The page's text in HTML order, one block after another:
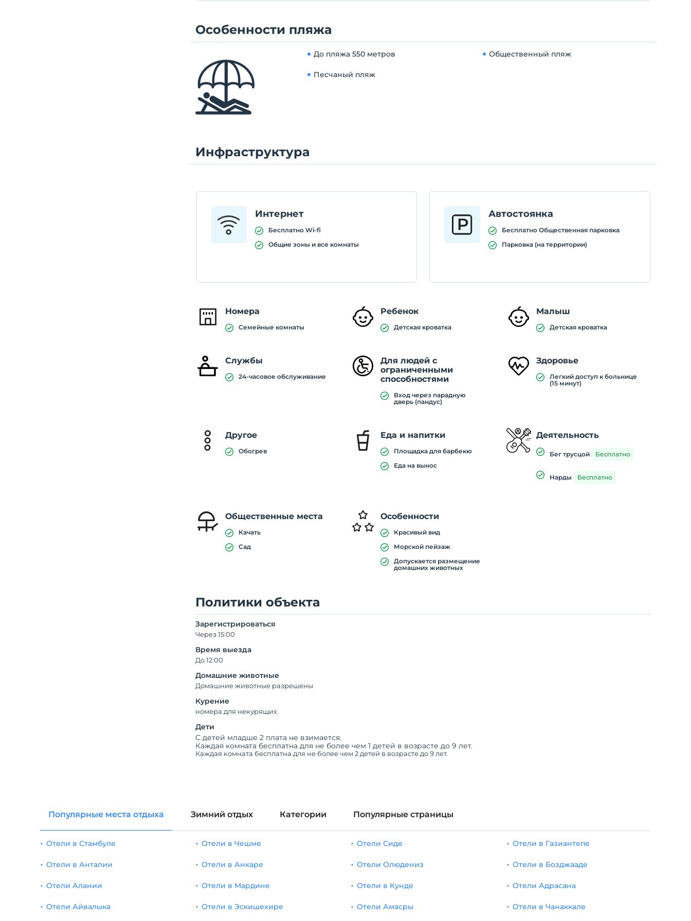
Особенности пляжа
До пляжа 550 метров Общественный пляж
Песчаный пляж
Инфраструктура
Интернет
Бесплатно Wi-fi
Общие зоны и все комнаты
Автостоянка
Бесплатно Общественная парковка
Парковка (на территории)
Номера
Семейные комнаты
Ребенок
Детская кроватка
Малыш
Детская кроватка
Службы
24-часовое обслуживание
Для людей с
ограниченными
способностями
Вход через парадную
дверь (пандус)
Здоровье
Легкий доступ к больнице
(15 минут)
Другое
Обогрев
Еда и напитки
Площадка для барбекю
Еда на вынос
Деятельность
Бег трусцой Бесплатно
Нарды Бесплатно
Общественные места
Качать
Сад
Особенности
Красивый вид
Морской пейзаж
Допускается размещение
домашних животных
Политики объекта
Зарегистрироваться
Через 15:00
Время выезда
До 12:00
Домашние животные
Домашние животные разрешены
Курение
номера для некурящих
Дети
С детей младше 2 плата не взимается.
Каждая комната бесплатна для не более чем 1 детей в возрасте до 9 лет.
Каждая комната бесплатна для не более чем 2 детей в возрасте до 9 лет.
Популярные места отдыха Зимний отдых Категории Популярные страницы
Отели в Стамбуле
Отели в Анталии
Отели Алании
Отели Айвалыка
Отели в Чешме
Отели в Анкаре
Отели в Мардине
Отели в Эскишехире
Отели Сиде
Отели Олюдениз
Отели в Кунде
Отели Амасры
Отели в Газиантепе
Отели в Бозджааде
Отели Адрасана
Отели в Чанаккале